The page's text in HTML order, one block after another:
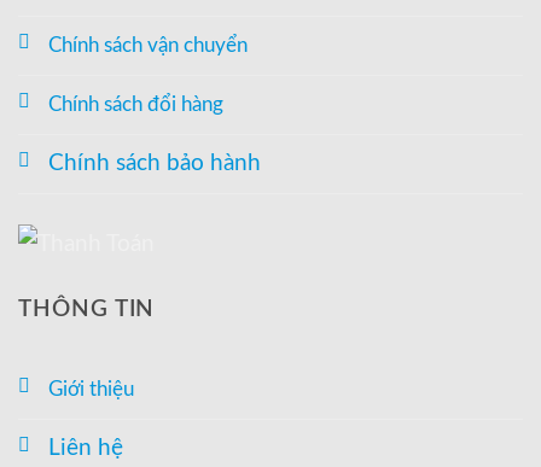
Chính sách vận chuyển
Chính sách đổi hàng
Chính sách bảo hành
THÔNG TIN
Giới thiệu
Liên hệ